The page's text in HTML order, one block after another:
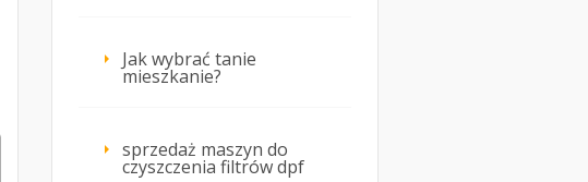
Jak wybrać tanie
mieszkanie?
sprzedaż maszyn do
czyszczenia filtrów dpf